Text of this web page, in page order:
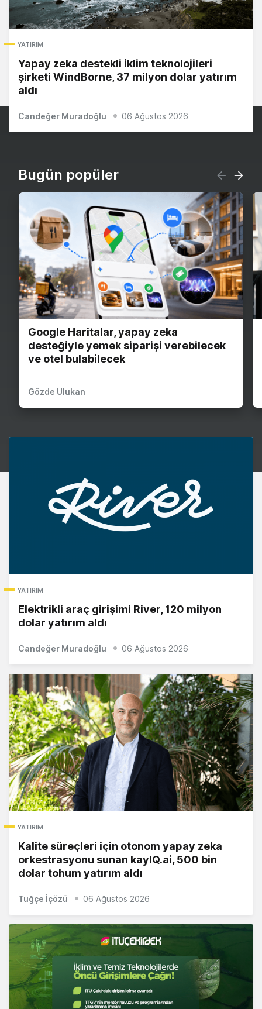
YATIRIM
Yapay zeka destekli iklim teknolojileri
şirketi WindBorne, 37 milyon dolar yatırım
aldı
Candeğer Muradoğlu 06 Ağustos 2026
Bugün popüler
Google Haritalar, yapay zeka
desteğiyle yemek siparişi verebilecek
ve otel bulabilecek
Gözde Ulukan
YATIRIM
Elektrikli araç girişimi River, 120 milyon
dolar yatırım aldı
Candeğer Muradoğlu 06 Ağustos 2026
YATIRIM
Kalite süreçleri için otonom yapay zeka
orkestrasyonu sunan kayIQ.ai, 500 bin
dolar tohum yatırım aldı
Tuğçe İçözü 06 Ağustos 2026